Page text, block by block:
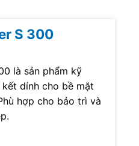
S 300
là sản phẩm kỹ
dính cho bề mặt
hợp cho bảo trì và